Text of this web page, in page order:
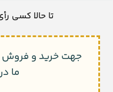
تا حالا کسی
جهت خرید و فروش
ما